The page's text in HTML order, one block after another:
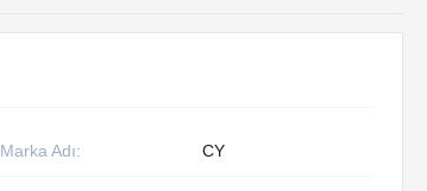
Marka Adı: CY